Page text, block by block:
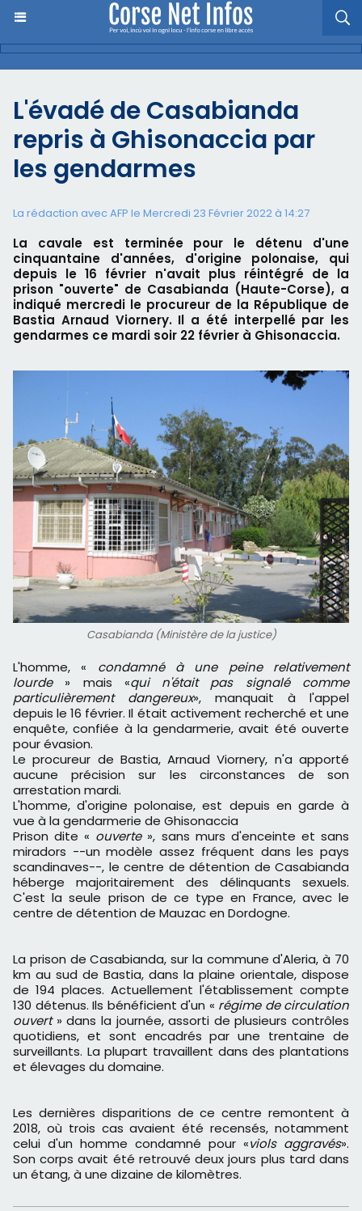
L'évadé de Casabianda
repris à Ghisonaccia par
les gendarmes
La rédaction avec AFP le Mercredi 23 Février 2022 à 14:27
La cavale est terminée pour le détenu d'une
cinquantaine d'années, d'origine polonaise, qui
depuis le 16 février n'avait plus réintégré de la
prison "ouverte" de Casabianda (Haute-Corse), a
indiqué mercredi le procureur de la République de
Bastia Arnaud Viornery. Il a été interpellé par les
gendarmes ce mardi soir 22 février à Ghisonaccia.
Casabianda (Ministère de la justice)
L'homme, « condamné à une peine relativement
lourde » mais «qui n'était pas signalé comme
particulièrement dangereux», manquait à l'appel
depuis le 16 février. Il était activement recherché et une
enquête, confiée à la gendarmerie, avait été ouverte
pour évasion.
Le procureur de Bastia, Arnaud Viornery, n'a apporté
aucune précision sur les circonstances de son
arrestation mardi.
L'homme, d'origine polonaise, est depuis en garde à
vue à la gendarmerie de Ghisonaccia
Prison dite « ouverte », sans murs d'enceinte et sans
miradors --un modèle assez fréquent dans les pays
scandinaves--, le centre de détention de Casabianda
héberge majoritairement des délinquants sexuels.
C'est la seule prison de ce type en France, avec le
centre de détention de Mauzac en Dordogne.
La prison de Casabianda, sur la commune d'Aleria, à 70
km au sud de Bastia, dans la plaine orientale, dispose
de 194 places. Actuellement l'établissement compte
130 détenus. Ils bénéficient d'un « régime de circulation
ouvert » dans la journée, assorti de plusieurs contrôles
quotidiens, et sont encadrés par une trentaine de
surveillants. La plupart travaillent dans des plantations
et élevages du domaine.
Les dernières disparitions de ce centre remontent à
2018, où trois cas avaient été recensés, notamment
celui d'un homme condamné pour «viols aggravés».
Son corps avait été retrouvé deux jours plus tard dans
un étang, à une dizaine de kilomètres.